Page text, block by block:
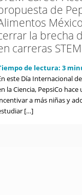
de
la brecha
carreras STEM
de lectura:3
este Día Internacional
la Ciencia, PepsiCo
a más niñas y
[…]